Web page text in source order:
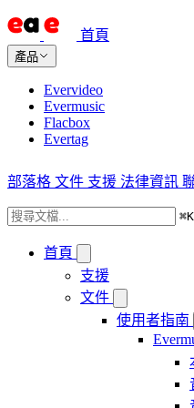
首頁
產品
Evervideo
Evermusic
Flacbox
Evertag
部落格 文件 支援 法律資訊
⌘K
首頁
支援
文件
使用者指南